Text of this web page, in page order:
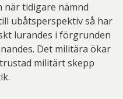
när tidigare nämnd
ubåtsperspektiv så har
lurandes i förgrunden
Det militära ökar
militärt skepp